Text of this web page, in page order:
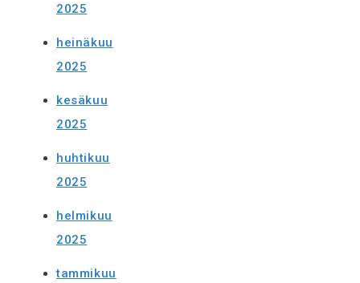
2025
heinäkuu
2025
kesäkuu
2025
huhtikuu
2025
helmikuu
2025
tammikuu